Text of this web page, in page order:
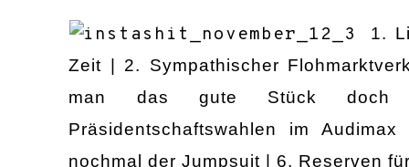
1.
Zeit | 2. Sympathischer
man das gute Stück
Präsidentschaftswahlen im
nochmal der Jumpsuit | 6. Reserven f